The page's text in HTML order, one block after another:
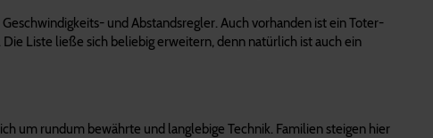
und Abstandsregler. Auch vorhanden ist ein Toter-
Liste ließe sich beliebig erweitern, denn natürlich ist auch ein
um rundum bewährte und langlebige Technik. Familien steigen hier